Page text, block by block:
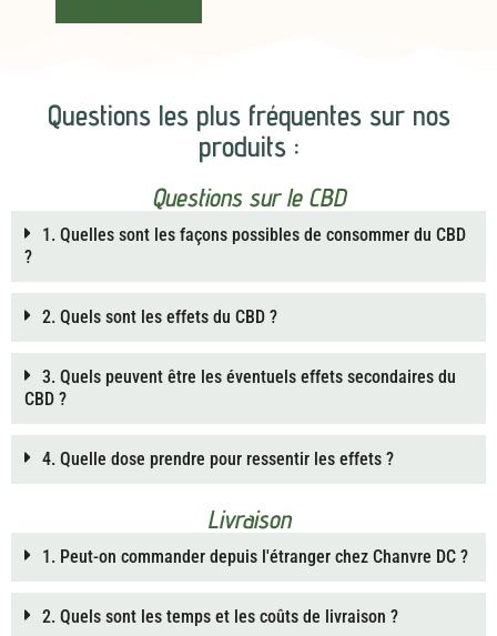
e
Questions les plus fréquentes sur nos
produits :
Questions sur le CBD
1. Quelles sont les façons possibles de consommer du CBD
?
2. Quels sont les effets du CBD ?
3. Quels peuvent être les éventuels effets secondaires du
CBD ?
4. Quelle dose prendre pour ressentir les effets ?
Livraison
1. Peut-on commander depuis l'étranger chez Chanvre DC ?
2. Quels sont les temps et les coûts de livraison ?